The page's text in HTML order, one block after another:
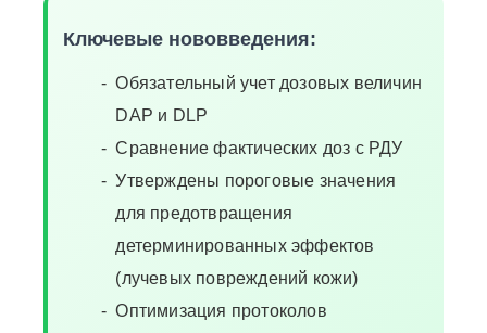
Ключевые нововведения:
Обязательный учет дозовых величин
DAP и DLP
Сравнение фактических доз с РДУ
Утверждены пороговые значения
для предотвращения
детерминированных эффектов
(лучевых повреждений кожи)
Оптимизация протоколов